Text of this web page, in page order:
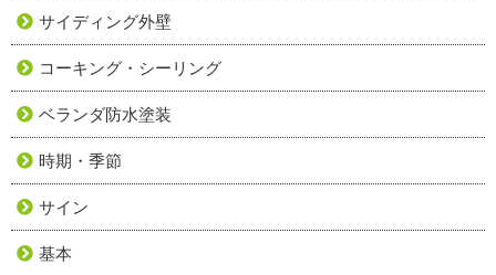
サイディング外壁
コーキング・シーリング
ベランダ防水塗装
時期・季節
サイン
基本